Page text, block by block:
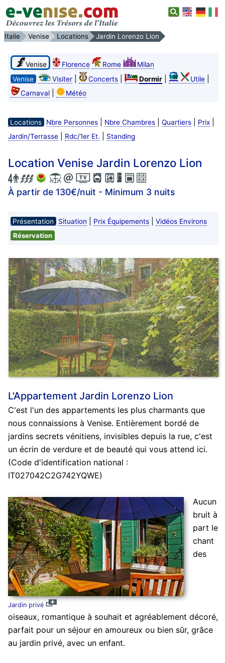
Italie Venise Locations Jardin Lorenzo Lion
Venise Florence Rome
Milan
Venise
Visiter| Concerts| Dormir| Utile|
Carnaval| Météo
Locations Nbre Personnes| Nbre Chambres| Quartiers| Prix|
Jardin/Terrasse| Rdc/1er Et. Standing
Location Venise Jardin Lorenzo Lion
À partir de 130€/nuit - Minimum 3 nuits
Présentation Situation Prix Équipements| Vidéos Environs
Réservation
L'Appartement Jardin Lorenzo Lion
C'est l'un des appartements les plus charmants que
nous connaissions à Venise. Entièrement bordé de
jardins secrets vénitiens, invisibles depuis la rue, c'est
un écrin de verdure et de beauté qui vous attend ici.
(Code d'identification national :
IT027042C2G742YQWE)
Jardin privé
Aucun
bruit à
part le
chant
des
oiseaux, romantique à souhait et agréablement décoré,
parfait pour un séjour en amoureux ou bien sûr, grâce
au jardin privé, avec un enfant.